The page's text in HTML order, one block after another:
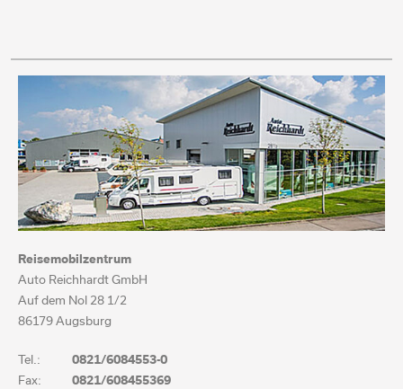
Reisemobilzentrum
Auto Reichhardt GmbH
Auf dem Nol 28 1/2
86179 Augsburg
Tel.:
0821/6084553-0
Fax:
0821/608455369